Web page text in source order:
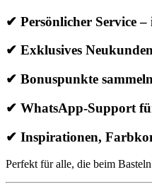
✔ Persönlicher Service
✔ Exklusives
✔ Bonuspunkte
✔ WhatsApp-Support
✔ Inspirationen,
Perfekt für alle, die beim Basteln